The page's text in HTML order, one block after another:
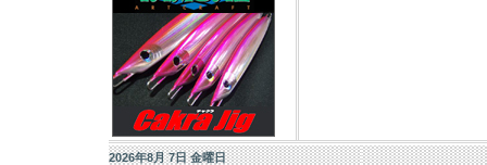
2026年8月 7日 金曜日